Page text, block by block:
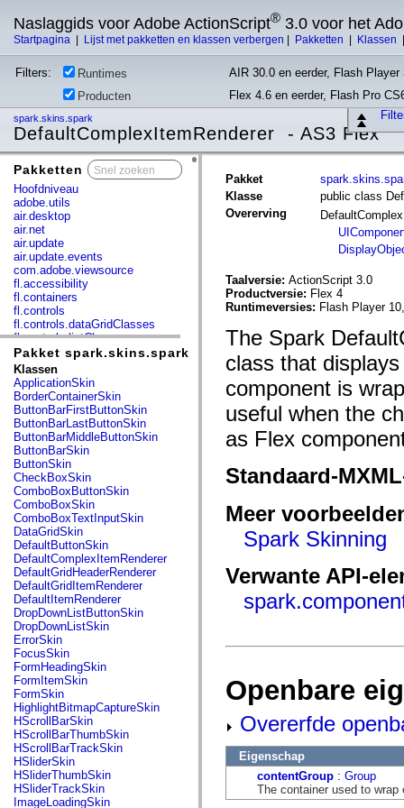
Naslaggids voor Adobe ActionScript® 3.0 voor het
Startpagina Lijst met pakketten en klassen verbergen Pakketten Klassen
Filters: Runtimes
AIR 30.0 en eerder, Flash
Producten
Flex 4.6 en eerder, Flash Pro
spark.skins.spark
DefaultComplexItemRenderer - AS3 Flex
Pakketten
Hoofdniveau
adobe.utils
air.desktop
air.net
air.update
air.update.events
com.adobe.viewsource
fl.accessibility
fl.containers
fl.controls
fl.controls.dataGridClasses
fl.controls.listClasses
fl.controls.progressBarClasses
fl.core
fl.data
fl.display
fl.events
fl.ik
fl.lang
fl.livepreview
fl.managers
fl.motion
fl.motion.easing
fl.rsl
fl.text
fl.transitions
fl.transitions.easing
fl.video
flash.accessibility
flash.concurrent
flash.crypto
flash.data
flash.desktop
flash.display
flash.display3D
flash.display3D.textures
flash.errors
flash.events
flash.external
flash.filesystem
flash.filters
flash.geom
flash.globalization
flash.html
flash.media
flash.net
Pakket spark.skins.spark
Klassen
ApplicationSkin
BorderContainerSkin
ButtonBarFirstButtonSkin
ButtonBarLastButtonSkin
ButtonBarMiddleButtonSkin
ButtonBarSkin
ButtonSkin
CheckBoxSkin
ComboBoxButtonSkin
ComboBoxSkin
ComboBoxTextInputSkin
DataGridSkin
DefaultButtonSkin
DefaultComplexItemRenderer
DefaultGridHeaderRenderer
DefaultGridItemRenderer
DefaultItemRenderer
DropDownListButtonSkin
DropDownListSkin
ErrorSkin
FocusSkin
FormHeadingSkin
FormItemSkin
FormSkin
HighlightBitmapCaptureSkin
HScrollBarSkin
HScrollBarThumbSkin
HScrollBarTrackSkin
HSliderSkin
HSliderThumbSkin
HSliderTrackSkin
ImageLoadingSkin
Pakket
Klasse
public class
Overerving
Taalversie: ActionScript 3.0
Productversie: Flex 4
Runtimeversies: Flash Player
The Spark
class that
component is
useful when the
as Flex
Standaard-
Meer
Spark Skinning
Verwante API-
Openbare
Overerfde
Eigenschap
contentGroup : Group
The container used to